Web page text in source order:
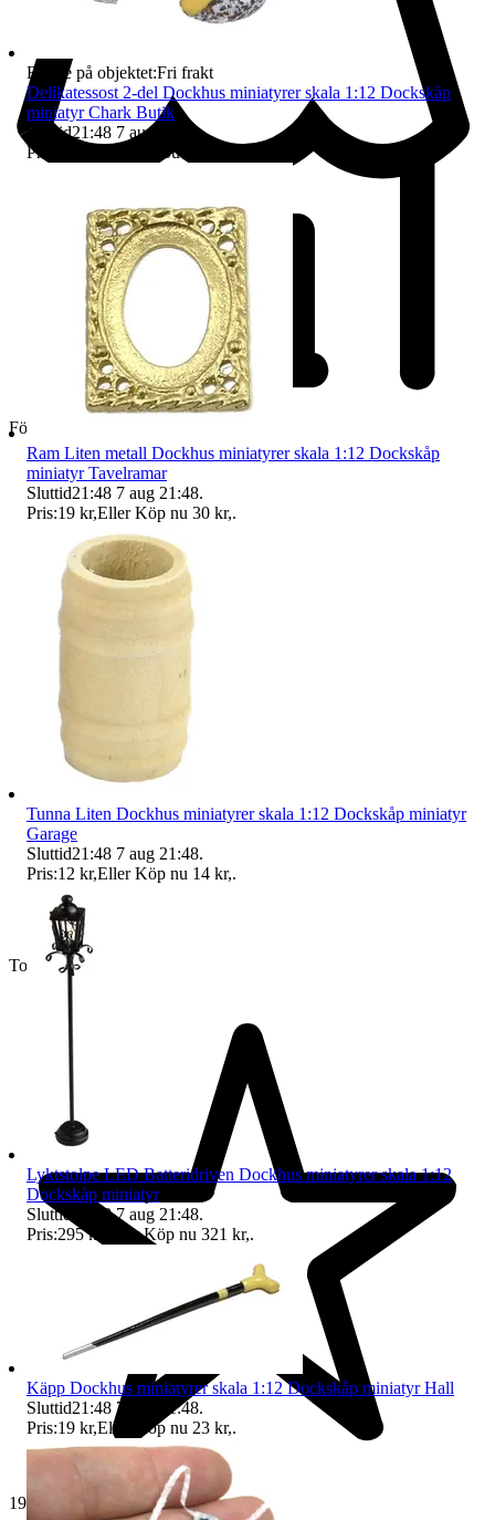
Företag
Toppsäljare
19 242 omdömen
Badge på objektet:Fri frakt
Delikatessost 2-del Dockhus miniatyrer skala 1:12 Dockskåp
miniatyr Chark Butik
Sluttid21:48 7 aug 21:48.
Pris:
Ledande bud
Ram Liten metall Dockhus miniatyrer skala 1:12 Dockskåp
miniatyr Tavelramar
Sluttid21:48 7 aug 21:48.
Pris:19 kr,Eller Köp nu 30 kr,.
Tunna Liten Dockhus miniatyrer skala 1:12 Dockskåp miniatyr
Garage
Sluttid21:48 7 aug 21:48.
Pris:12 kr,Eller Köp nu 14 kr,.
Lyktstolpe LED Batteridriven Dockhus miniatyrer skala 1:12
Dockskåp miniatyr
Sluttid
21:48 7 aug 21:48.
Pris:295 kr Eller Köp nu 321 kr,.
Käpp Dockhus miniatyrer skala 1:12 Dockskåp miniatyr Hall
Sluttid21:48 7 aug 21:48.
Pris:19 kr,Eller Köp nu 23 kr,.